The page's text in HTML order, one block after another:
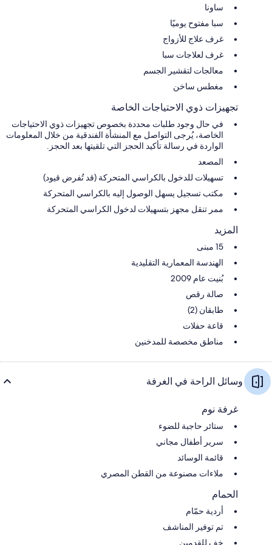
ساونا
سبا مفتوح يوميًا
غرف علاج للأزواج
غرف لعلاجات سبا
معالجات لتقشير الجسم
مغطس ساخن
تجهيزات ذوي الاحتياجات الخاصة
في حال وجود طلبات محددة بخصوص تجهيزات ذوي الاحتياجات
الخاصة، يُرجى التواصل مع المنشأة الفندقية من خلال المعلومات
الواردة في رسالة تأكيد الحجز التي تلقيتها بعد الحجز.
المصعد
تسهيلات للدخول بالكراسي المتحركة (قد تُفرض قيود)
مكتب تسجيل يسهل الوصول إليه بالكراسي المتحركة
ممر تنقل مجهز بتسهيلات لدخول الكراسي المتحركة
المزيد
15 مبنى
الهندسة المعمارية التقليدية
بُنيت عام 2009
صالة رقص
طابقان (2)
قاعة حفلات
مناطق مخصصة للمدخنين
وسائل الراحة في الغرفة
غرفة نوم
ستائر حاجبة للضوء
سرير أطفال مجاني
قائمة الوسائد
ملاءات مصنوعة من القطن المصري
الحمام
أردية حمّام
تم توفير المناشف
خف للقدمين